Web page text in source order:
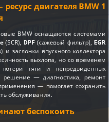
двигателя BMW 1
BMW оснащаются системами
(SCR), DPF (сажевый фильтр), EGR
заслонки впускного коллектора
выхлопа, но со временем
тяги и непредвиденных
решение — диагностика, ремонт
— помогает сохранить
обслуживания.
беспокоить